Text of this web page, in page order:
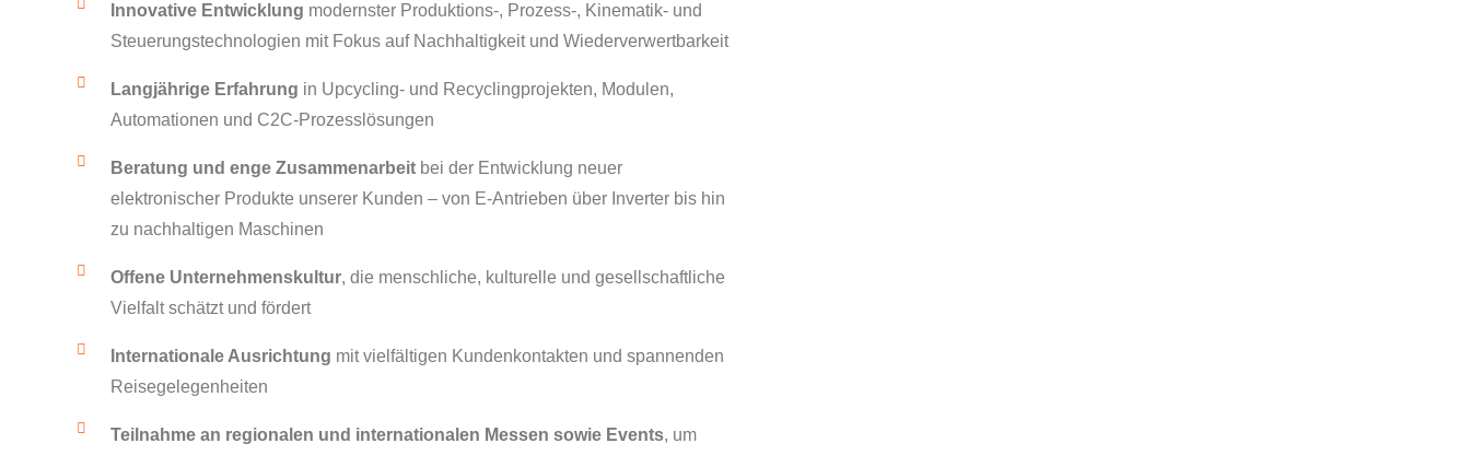
Innovative Entwicklung modernster Produktions-, Prozess-, Kinematik- und
Steuerungstechnologien mit Fokus auf Nachhaltigkeit und Wiederverwertbarkeit
Langjährige Erfahrung in Upcycling- und Recyclingprojekten, Modulen,
Automationen und C2C-Prozesslösungen
Beratung und enge Zusammenarbeitbei der Entwicklung neuer
elektronischer Produkte unserer Kunden – von E-Antrieben über Inverter bis hin
zu nachhaltigen Maschinen
Offene Unternehmenskultur, die menschliche, kulturelle und gesellschaftliche
Vielfalt schätzt und fördert
Internationale Ausrichtung mit vielfältigen Kundenkontakten und spannenden
Reisegelegenheiten
Teilnahme an regionalen und internationalen Messen sowie Events, um